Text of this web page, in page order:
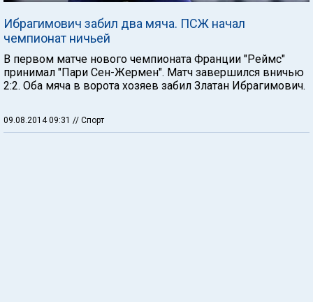
Ибрагимович забил два мяча. ПСЖ начал
чемпионат ничьей
В первом матче нового чемпионата Франции "Реймс"
принимал "Пари Сен-Жермен". Матч завершился вничью
2:2. Оба мяча в ворота хозяев забил Златан Ибрагимович.
09.08.2014 09:31 // Спорт